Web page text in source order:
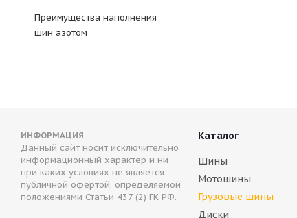
Преимущества наполнения
шин азотом
ИНФОРМАЦИЯ
Данный сайт носит исключительно
информационный характер и ни
при каких условиях не является
публичной офертой, определяемой
положениями Статьи 437 (2) ГК РФ.
Каталог
Шины
Мотошины
Грузовые шины
Диски